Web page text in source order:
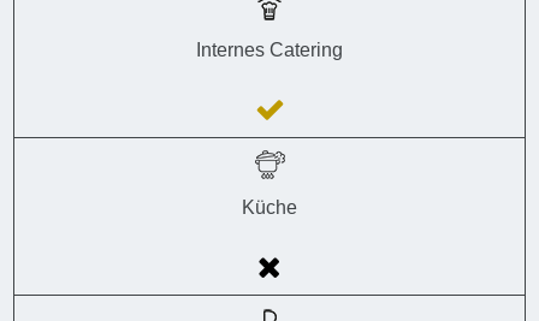
Internes Catering
Küche